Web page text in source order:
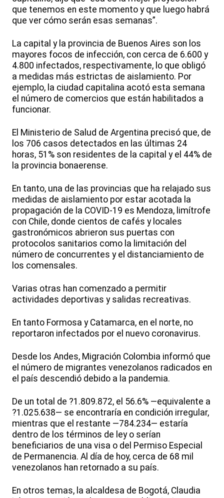
que tenemos en este momento y que luego habrá
que ver cómo serán esas semanas”.
La capital y la provincia de Buenos Aires son los
mayores focos de infección, con cerca de 6.600 y
4.800 infectados, respectivamente, lo que obligó
a medidas más estrictas de aislamiento. Por
ejemplo, la ciudad capitalina acotó esta semana
el número de comercios que están habilitados a
funcionar.
El Ministerio de Salud de Argentina precisó que, de
los 706 casos detectados en las últimas 24
horas, 51% son residentes de la capital y el 44% de
la provincia bonaerense.
En tanto, una de las provincias que ha relajado sus
medidas de aislamiento por estar acotada la
propagación de la COVID-19 es Mendoza, limítrofe
con Chile, donde cientos de cafés y locales
gastronómicos abrieron sus puertas con
protocolos sanitarios como la limitación del
número de concurrentes y el distanciamiento de
los comensales.
Varias otras han comenzado a permitir
actividades deportivas y salidas recreativas.
En tanto Formosa y Catamarca, en el norte, no
reportaron infectados por el nuevo coronavirus.
Desde los Andes, Migración Colombia informó que
el número de migrantes venezolanos radicados en
el país descendió debido a la pandemia.
De un total de ?1.809.872, el 56.6% —equivalente a
?1.025.638— se encontraría en condición irregular,
mientras que el restante —784.234— estaría
dentro de los términos de ley o serían
beneficiarios de una visa o del Permiso Especial
de Permanencia. Al día de hoy, cerca de 68 mil
venezolanos han retornado a su país.
En otros temas, la alcaldesa de Bogotá, Claudia